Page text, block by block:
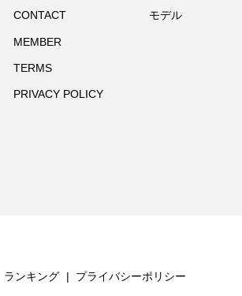
CONTACT
MEMBER
TERMS
PRIVACY POLICY
モデル
ランキング プライバシーポリシー